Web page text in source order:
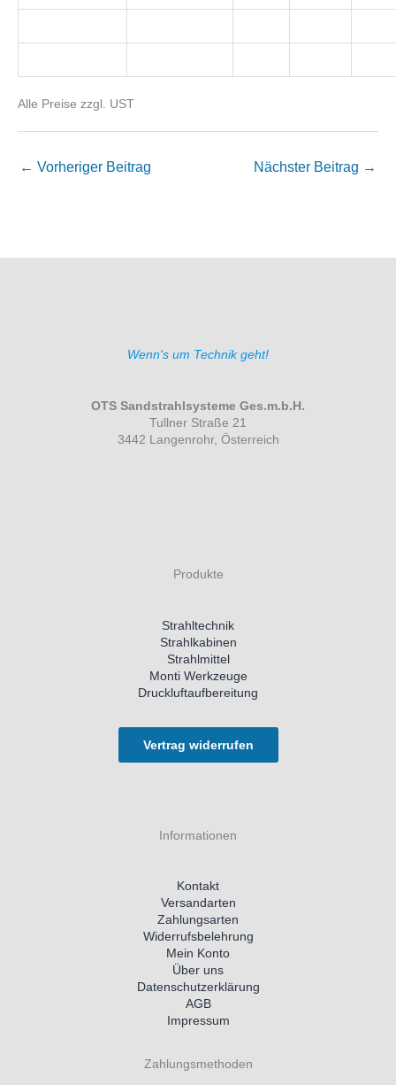
Alle Preise zzgl. UST
← Vorheriger Beitrag Nächster Beitrag →
Wenn's um Technik geht!
OTS Sandstrahlsysteme Ges.m.b.H.
Tullner Straße 21
3442 Langenrohr, Österreich
Produkte
Strahltechnik
Strahlkabinen
Strahlmittel
Monti Werkzeuge
Druckluftaufbereitung
Vertrag widerrufen
Informationen
Kontakt
Versandarten
Zahlungsarten
Widerrufsbelehrung
Mein Konto
Über uns
Datenschutzerklärung
AGB
Impressum
Zahlungsmethoden